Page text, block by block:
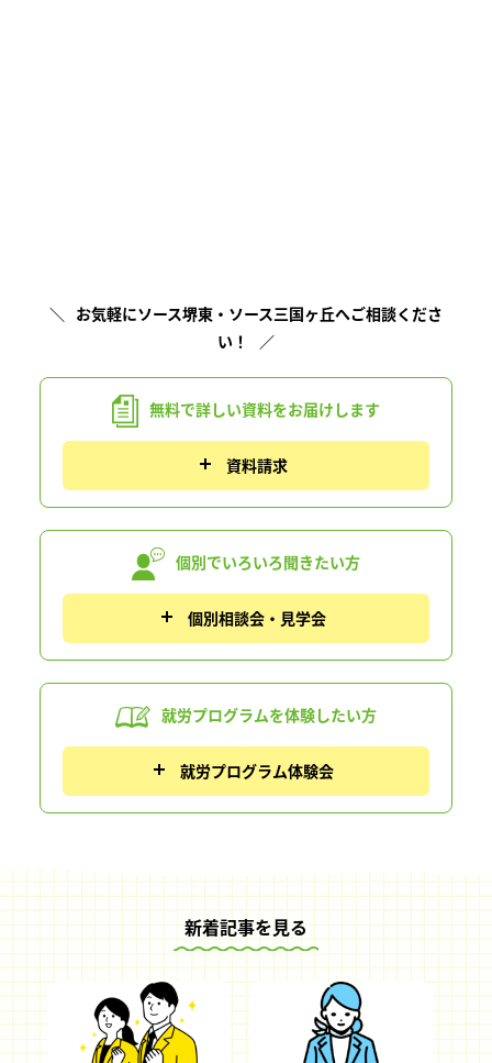
お気軽にソース堺東・ソース三国ヶ丘へご相談くださ
い！
無料で詳しい資料をお届けします
資料請求
個別でいろいろ聞きたい方
個別相談会・見学会
就労プログラムを体験したい方
就労プログラム体験会
新着記事を見る